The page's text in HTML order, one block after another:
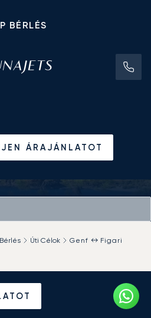
BÉRLÉS
ÁRAJÁNLATOT
Úti Célok Genf ↔ Figari
között